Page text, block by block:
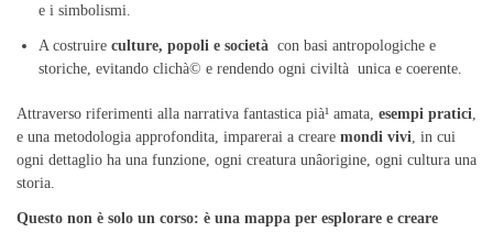
e i simbolismi.
A costruire culture, popoli e società con basi antropologiche e
storiche, evitando clichà© e rendendo ogni civiltà unica e coerente.
Attraverso riferimenti alla narrativa fantastica pià¹ amata, esempi pratici
e una metodologia approfondita, imparerai a creare mondi vivi , in cui
ogni dettaglio ha una funzione, ogni creatura unâorigine, ogni cultura una
storia.
Questo non è solo un corso: è una mappa per esplorare e creare